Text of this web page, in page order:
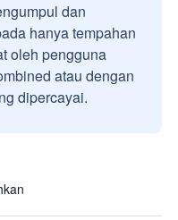
dan
hanya tempahan
oleh pengguna
atau dengan
dipercayai.